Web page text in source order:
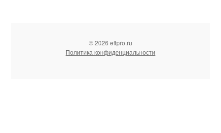
© 2026 eftpro.ru
Политика конфиденциальности